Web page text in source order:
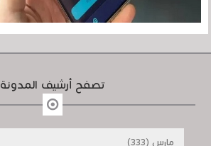
تصفح أرشيف المدونة